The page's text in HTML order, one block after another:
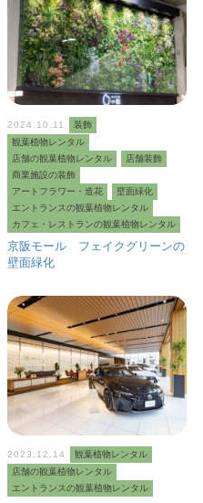
京阪モール フェイクグリーンの
壁面緑化
2024.10.11
装飾
観葉植物レンタル
店舗の観葉植物レンタル
店舗装飾
商業施設の装飾
アートフラワー・造花
壁面緑化
エントランスの観葉植物レンタル
カフェ・レストランの観葉植物レンタル
2023.12.14
観葉植物レンタル
店舗の観葉植物レンタル
エントランスの観葉植物レンタル